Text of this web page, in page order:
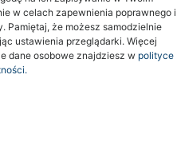
w celach zapewnienia poprawnego i
Pamiętaj, że możesz samodzielnie
ustawienia przeglądarki. Więcej
dane osobowe znajdziesz w polityce